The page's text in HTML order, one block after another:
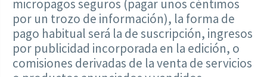
micropagos seguros (pagar unos céntimos
por un trozo de información), la forma de
pago habitual será la de suscripción, ingresos
por publicidad incorporada en la edición, o
comisiones derivadas de la venta de servicios